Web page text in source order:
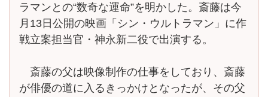
ラマンとの“数奇な運命”を明かした。斎藤は今
月13日公開の映画「シン・ウルトラマン」に作
戦立案担当官・神永新二役で出演する。
斎藤の父は映像制作の仕事をしており、斎藤
が俳優の道に入るきっかけとなったが、その父